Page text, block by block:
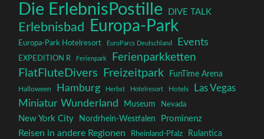
Die ErlebnisPostille DIVE TALK
Erlebnisbad Europa-Park
Europa-Park Hotelresort EuroParcs Deutschland Events
EXPEDITION R Ferienpark Ferienparkketten
FlatFluteDivers Freizeitpark FunTime Arena
Halloween Hamburg Herbst Hotelresort Hotels
Las Vegas
Miniatur Wunderland
Museum Nevada
New York City Nordrhein-Westfalen Prominenz
Reisen in andere Regionen Rheinland-Pfalz Rulantica